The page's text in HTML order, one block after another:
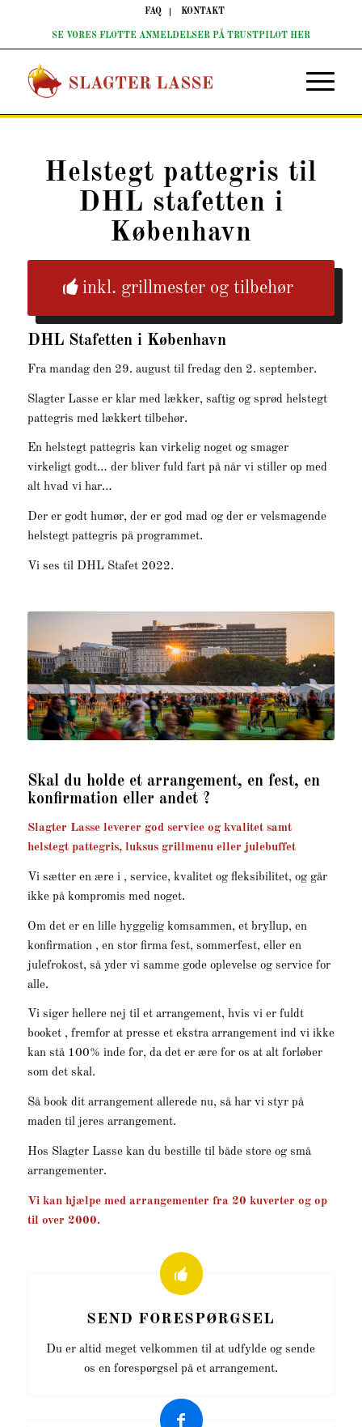
FAQ KONTAKT
SE VORES FLOTTE ANMELDELSER PÅ TRUSTPILOT HER
Helstegt pattegris til
DHL stafetten i
København
inkl. grillmester og tilbehør
DHL Stafetteni København
Fra mandag den 29. august til fredag den 2. september.
Slagter Lasse er klar med lækker, saftig og sprød helstegt
pattegris med lækkert tilbehør.
En helstegt pattegris kan virkelig noget og smager
virkeligt godt… der bliver fuld fart på når vi stiller op med
alt hvad vi har…
Der er godt humør, der er god mad og der er velsmagende
helstegt pattegris på programmet.
Vi ses til DHL Stafet 2022.
Skal du holde et arrangement, en fest, en
konfirmation eller andet ?
Slagter Lasse leverer god service og kvalitet samt
helstegt pattegris, luksus grillmenu eller julebuffet
Vi sætter en ære i , service, kvalitet og fleksibilitet, og går
ikke på kompromis med noget.
Om det er en lille hyggelig komsammen, et bryllup, en
konfirmation , en stor firma fest, sommerfest, eller en
julefrokost, så yder vi samme gode oplevelse og service for
alle.
Vi siger hellere nej til et arrangement, hvis vi er fuldt
booket , fremfor at presse et ekstra arrangement ind vi ikke
kan stå 100% inde for, da det er ære for os at alt forløber
som det skal.
Så book dit arrangement allerede nu, så har vi styr på
maden til jeres arrangement.
Hos Slagter Lasse kan du bestille til både store og små
arrangementer.
Vi kan hjælpe med arrangementer fra 20 kuverter og op
til over 2000.
SEND FORESPØRGSEL
Du er altid meget velkommen til at udfylde og sende
os en forespørgsel på et arrangement.